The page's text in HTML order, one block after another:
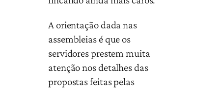
A orientação dada nas
assembleias é que os
servidores prestem muita
atenção nos detalhes das
propostas feitas pelas